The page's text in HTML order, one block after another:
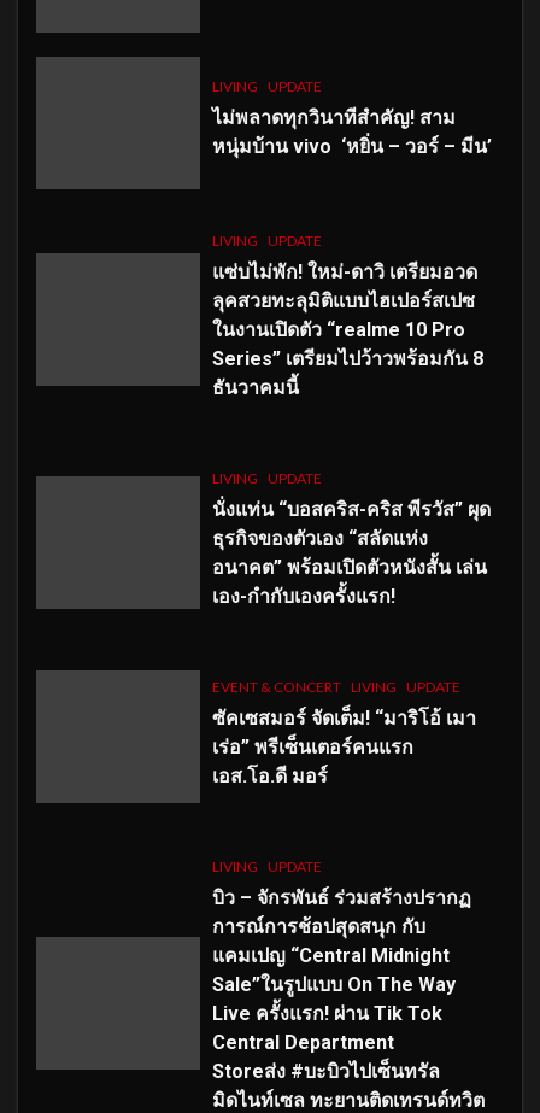
LIVING UPDATE
ไม่พลาดทุกวินาทีสำคัญ! สาม
หนุ่มบ้าน vivo ‘หยิ่น – วอร์ – มีน’
LIVING UPDATE
แซ่บไม่พัก! ใหม่-ดาวิ เตรียมอวด
ลุคสวยทะลุมิติแบบไฮเปอร์สเปซ
ในงานเปิดตัว “realme 10 Pro
Series” เตรียมไปว้าวพร้อมกัน 8
ธันวาคมนี้
LIVING UPDATE
นั่งแท่น “บอสคริส-คริส พีรวัส” ผุด
ธุรกิจของตัวเอง “สลัดแห่ง
อนาคต” พร้อมเปิดตัวหนังสั้น เล่น
เอง-กำกับเองครั้งแรก!
EVENT & CONCERT LIVING UPDATE
ซัคเซสมอร์ จัดเต็ม! “มาริโอ้ เมา
เร่อ” พรีเซ็นเตอร์คนแรก
เอส.โอ.ดี มอร์
LIVING UPDATE
บิว – จักรพันธ์ ร่วมสร้างปรากฏ
การณ์การช้อปสุดสนุก กับ
แคมเปญ “Central Midnight
Sale”ในรูปแบบ On The Way
Live ครั้งแรก! ผ่าน Tik Tok
Central Department
Storeส่ง #บะบิวไปเซ็นทรัล
มิดไนท์เซล ทะยานติดเทรนด์ทวิต